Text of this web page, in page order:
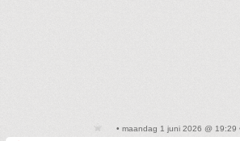
• maandag 1 juni 2026 @ 19:29